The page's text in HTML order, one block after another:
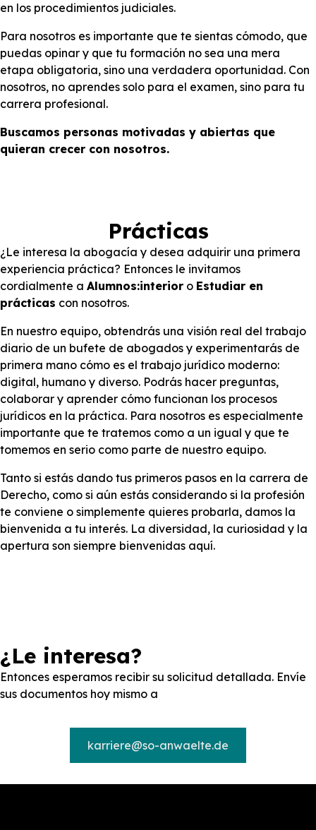
en los procedimientos judiciales.
Para nosotros es importante que te sientas cómodo, que
puedas opinar y que tu formación no sea una mera
etapa obligatoria, sino una verdadera oportunidad. Con
nosotros, no aprendes solo para el examen, sino para tu
carrera profesional.
Buscamos personas motivadas y abiertas que
quieran crecer con nosotros.
Prácticas
¿Le interesa la abogacía y desea adquirir una primera
experiencia práctica? Entonces le invitamos
cordialmente a Alumnos:interior o Estudiar en
prácticas con nosotros.
En nuestro equipo, obtendrás una visión real del trabajo
diario de un bufete de abogados y experimentarás de
primera mano cómo es el trabajo jurídico moderno:
digital, humano y diverso. Podrás hacer preguntas,
colaborar y aprender cómo funcionan los procesos
jurídicos en la práctica. Para nosotros es especialmente
importante que te tratemos como a un igual y que te
tomemos en serio como parte de nuestro equipo.
Tanto si estás dando tus primeros pasos en la carrera de
Derecho, como si aún estás considerando si la profesión
te conviene o simplemente quieres probarla, damos la
bienvenida a tu interés. La diversidad, la curiosidad y la
apertura son siempre bienvenidas aquí.
¿Le interesa?
Entonces esperamos recibir su solicitud detallada. Envíe
sus documentos hoy mismo a
karriere@so-anwaelte.de